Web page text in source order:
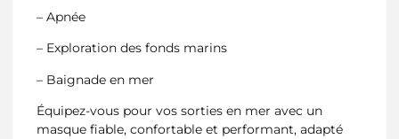
– Apnée
– Exploration des fonds marins
– Baignade en mer
Équipez-vous pour vos sorties en mer avec un
masque fiable, confortable et performant, adapté